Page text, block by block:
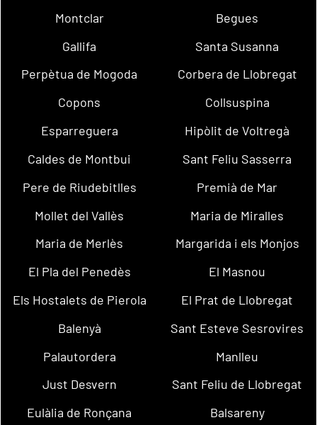
Montclar
Begues
Gallifa
Santa Susanna
Perpètua de Mogoda
Corbera de Llobregat
Copons
Collsuspina
Esparreguera
Hipòlit de Voltregà
Caldes de Montbui
Sant Feliu Sasserra
Pere de Riudebitlles
Premià de Mar
Mollet del Vallès
Maria de Miralles
Maria de Merlès
Margarida i els Monjos
El Pla del Penedès
El Masnou
Els Hostalets de Pierola
El Prat de Llobregat
Balenyà
Sant Esteve Sesrovires
Palautordera
Manlleu
Just Desvern
Sant Feliu de Llobregat
Eulàlia de Ronçana
Balsareny